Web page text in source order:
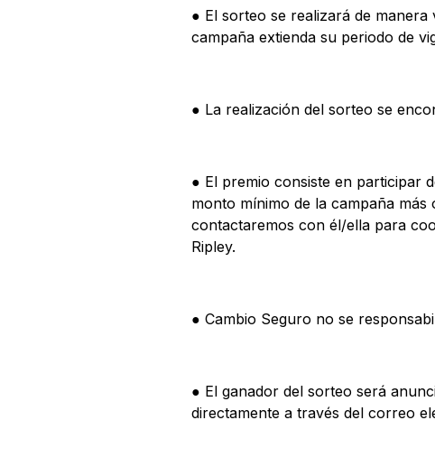
● El sorteo se realizará de
campaña extienda su periodo de
● La realización del sorteo se
● El premio consiste en participar
monto mínimo de la campaña
contactaremos con él/ella para
Ripley.
● Cambio Seguro no se
● El ganador del sorteo será
directamente a través del correo